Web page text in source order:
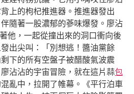
上的枸杞推進器。推進器發出
伴隨著一股濃郁的蔘味爆發。廖沾
他，一起從撞出來的洞口衝向後
出尖叫：「別想逃！醬油黨餘
下的所有空盤子被醋酸氣波震
沾沾的宇宙冒險，就在這片蒜包
亂中，拉開了帷幕。《平行泊車